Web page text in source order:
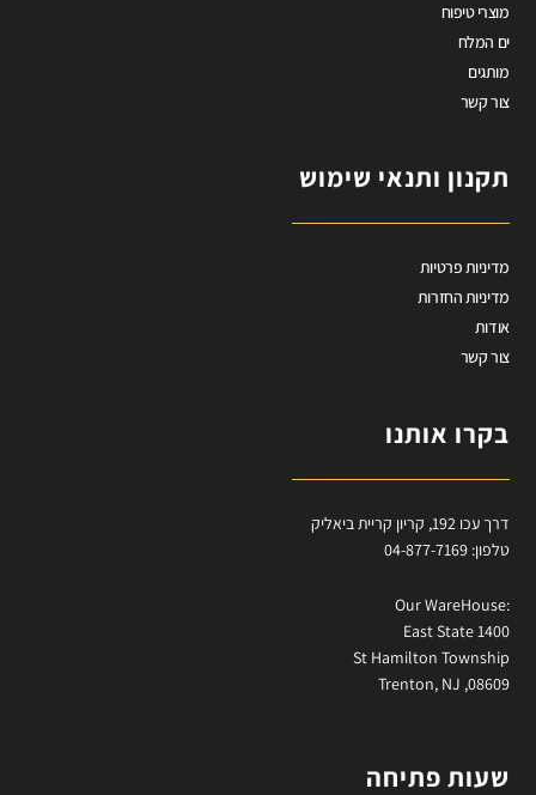
מוצרי טיפוח
ים המלח
מותגים
צור קשר
תקנון ותנאי שימוש
מדיניות פרטיות
מדיניות החזרות
אודות
צור קשר
בקרו אותנו
דרך עכו 192, קריון קריית ביאליק
טלפון: 04-877-7169
:Our WareHouse
East State 1400
St Hamilton Township
Trenton, NJ ,08609
שעות פתיחה